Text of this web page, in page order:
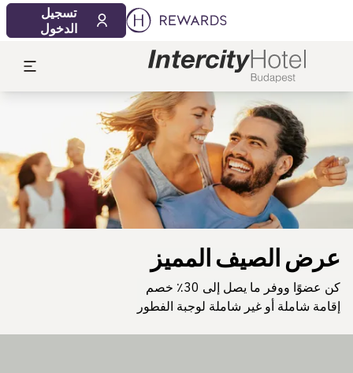
تسجيل
الدخول
عرض الصيف المميز
كن عضوًا ووفر ما يصل إلى 30٪ خصم
إقامة شاملة أو غير شاملة لوجبة الفطور